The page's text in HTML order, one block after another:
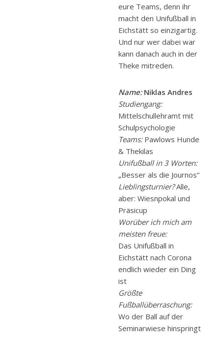
eure Teams, denn ihr
macht den Unifußball in
Eichstätt so einzigartig.
Und nur wer dabei war
kann danach auch in der
Theke mitreden.
Name:Niklas Andres
Studiengang:
Mittelschullehramt mit
Schulpsychologie
Teams:Pawlows Hunde
& Thekilas
Unifußball in 3 Worten:
„Besser als die Journos“
Lieblingsturnier?Alle,
aber: Wiesnpokal und
Präsicup
Worüber ich mich am
meisten freue:
Das Unifußball in
Eichstätt nach Corona
endlich wieder ein Ding
ist
Größte
Fußballüberraschung:
Wo der Ball auf der
Seminarwiese hinspringt